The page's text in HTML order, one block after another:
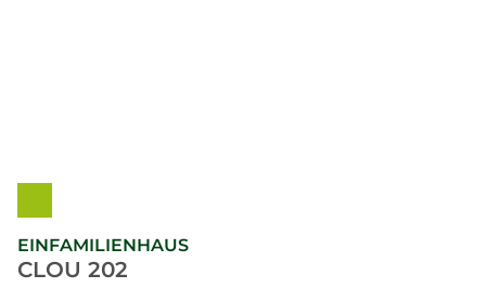
EINFAMILIENHAUS
CLOU 202